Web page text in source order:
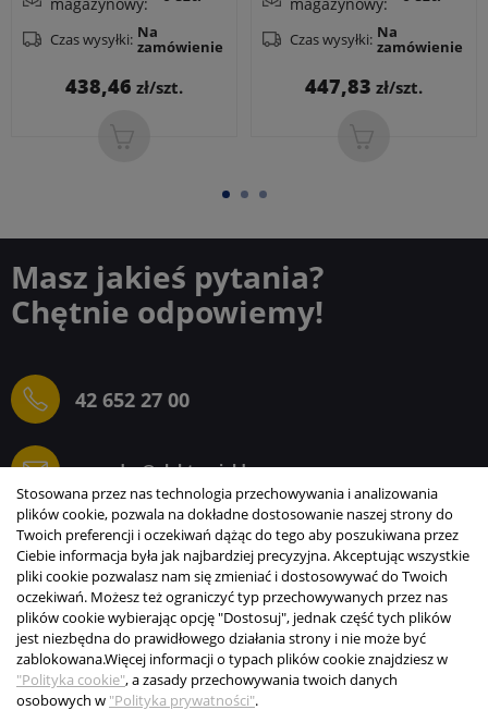
Czas wysyłki: Na
zamówienie
Cena
438,46 zł/szt.
Czas wysyłki: Na
zamówienie
Cena
447,83 zł/szt.
Masz jakieś pytania?
Chętnie odpowiemy!
42 652 27 00
sprzedaz@elektrogielda.com
ELEKTROGIEŁDA SZ.ŻACZKIEWICZ; M.KARLIŃSKI
SP.J.
INFORMACJE
STREFA KLIENTA
Stosowana przez nas technologia przechowywania i analizowania
plików cookie, pozwala na dokładne dostosowanie naszej strony do
Twoich preferencji i oczekiwań dążąc do tego aby poszukiwana przez
Ciebie informacja była jak najbardziej precyzyjna. Akceptując wszystkie
pliki cookie pozwalasz nam się zmieniać i dostosowywać do Twoich
oczekiwań. Możesz też ograniczyć typ przechowywanych przez nas
plików cookie wybierając opcję "Dostosuj", jednak część tych plików
jest niezbędna do prawidłowego działania strony i nie może być
zablokowana.Więcej informacji o typach plików cookie znajdziesz w
"Polityka cookie", a zasady przechowywania twoich danych
osobowych w "Polityka prywatności".